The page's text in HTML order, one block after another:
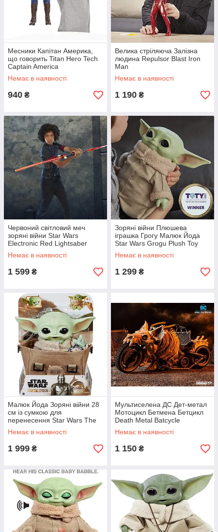
Месники Капітан Америка,
що говорить Titan Hero Tech
Captain America
Немає в наявності
940 ₴
Велика стріляюча Залізна
людина Repulsor Blast Iron
Man
Немає в наявності
1 190 ₴
Червоний світловий меч
зоряні війни Star Wars
Electronic Red Lightsaber
Немає в наявності
1 599 ₴
Зоряні війни Плюшева
іграшка Грогу Малюк Йода
Star Wars Grogu Plush Toy
Немає в наявності
1 299 ₴
Малюк Йода Зоряні війни 28
см із сумкою для
перенесення Star Wars The
Child Plush Toy 11-in Yoda
Baby
Немає в наявності
1 999 ₴
Мультиселена ДС Дет-метал
Мотоцикл Бетмена Бетцикл
Death Metal Batcycle
Немає в наявності
1 150 ₴